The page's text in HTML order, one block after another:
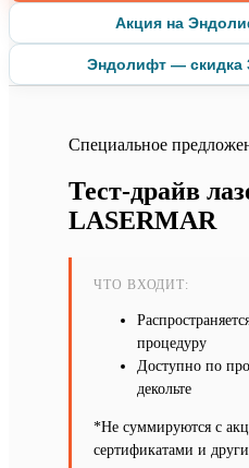
Акция на
Эндолифт — скидка
Специальное
Тест-драйв
LASERMAR
ЧТО ВХОДИТ:
процедуру
Доступно по
декольте
*Не суммируются с
сертификатами и